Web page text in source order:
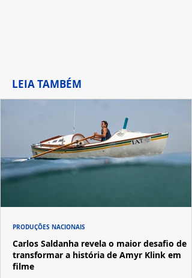
LEIA TAMBÉM
Carlos Saldanha revela o maior desafio de
transformar a história de Amyr Klink em
filme
PRODUÇÕES NACIONAIS